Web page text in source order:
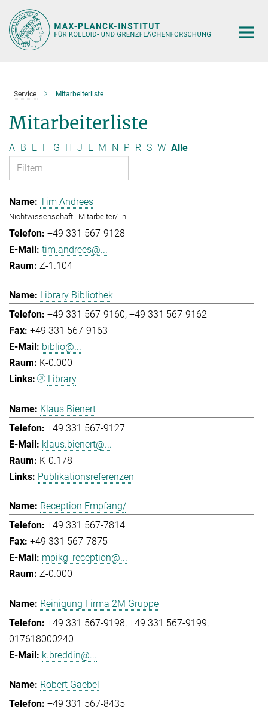
Hauptinhalt
Service Mitarbeiterliste
Mitarbeiterliste
A B E F G H J L M N P R S W Alle
Tim Andrees
Nichtwissenschaftl. Mitarbeiter/-in
+49 331 567-9128
tim.andrees@...
Z-1.104
Library Bibliothek
+49 331 567-9160 +49 331 567-9162
+49 331 567-9163
biblio@...
K-0.000
Library
Klaus Bienert
+49 331 567-9127
klaus.bienert@...
K-0.178
Publikationsreferenzen
Reception Empfang/
+49 331 567-7814
+49 331 567-7875
mpikg_reception@...
Z-0.000
Reinigung Firma 2M Gruppe
+49 331 567-9198 +49 331 567-9199
017618000240
k.breddin@...
Robert Gaebel
+49 331 567-8435